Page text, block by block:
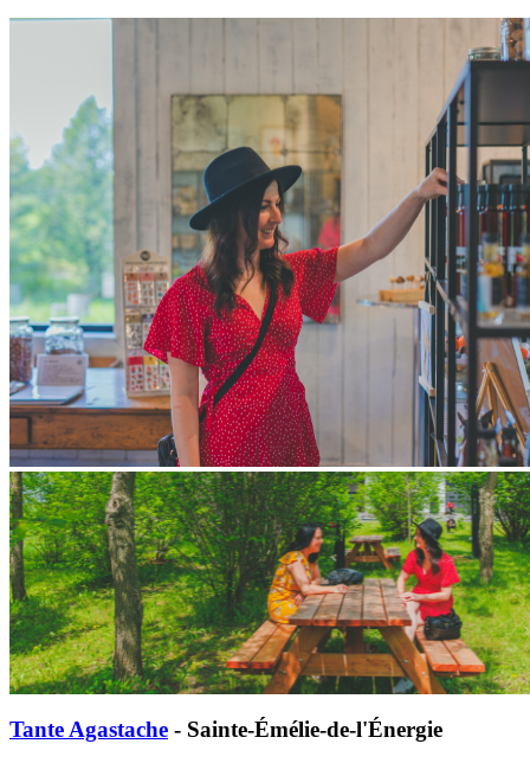
Tante Agastache - Sainte-Émélie-de-l'Énergie